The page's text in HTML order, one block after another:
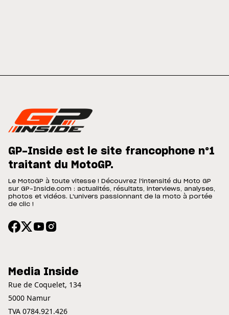
GP-Inside est le site francophone n°1
traitant du MotoGP.
Le MotoGP à toute vitesse ! Découvrez l'intensité du Moto GP
sur GP-Inside.com : actualités, résultats, interviews, analyses,
photos et vidéos. L'univers passionnant de la moto à portée
de clic !
Media Inside
Rue de Coquelet, 134
5000 Namur
TVA 0784.921.426